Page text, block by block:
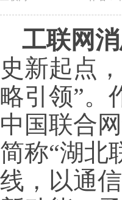
工联网
史新起点
略引领”。
中国联合
简称“湖北
线，以通